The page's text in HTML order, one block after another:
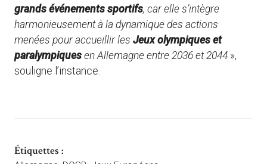
grands événements sportifs, car elle s’intègre
harmonieusement à la dynamique des actions
menées pour accueillir les Jeux olympiques et
paralympiques en Allemagne entre 2036 et 2044 »,
souligne l’instance.
Étiquettes :